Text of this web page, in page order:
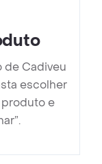
de Cadiveu
escolher
e